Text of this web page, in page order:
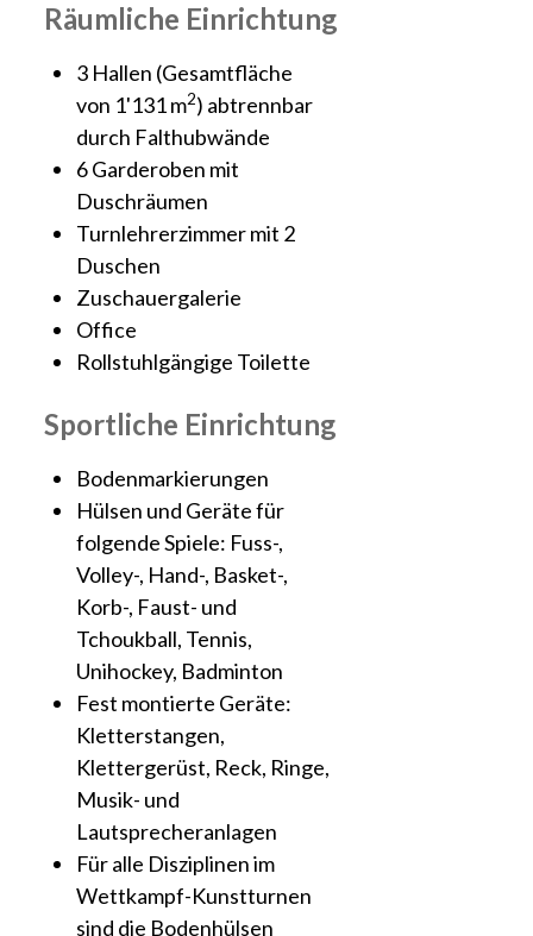
Räumliche Einrichtung
3 Hallen (Gesamtfläche
von 1'131 m2) abtrennbar
durch Falthubwände
6 Garderoben mit
Duschräumen
Turnlehrerzimmer mit 2
Duschen
Zuschauergalerie
Office
Rollstuhlgängige Toilette
Sportliche Einrichtung
Bodenmarkierungen
Hülsen und Geräte für
folgende Spiele: Fuss-,
Volley-, Hand-, Basket-,
Korb-, Faust- und
Tchoukball, Tennis,
Unihockey, Badminton
Fest montierte Geräte:
Kletterstangen,
Klettergerüst, Reck, Ringe,
Musik- und
Lautsprecheranlagen
Für alle Disziplinen im
Wettkampf-Kunstturnen
sind die Bodenhülsen